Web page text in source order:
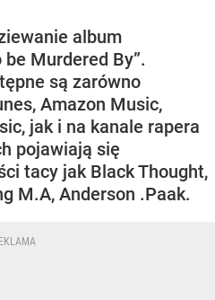
album
Murdered By”.
są zarówno
Amazon Music,
jak i na kanale rapera
pojawiają się
tacy jak Black Thought,
M.A, Anderson .Paak.